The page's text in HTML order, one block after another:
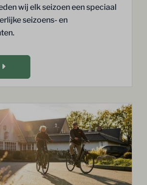
wij elk seizoen een speciaal
seizoens- en